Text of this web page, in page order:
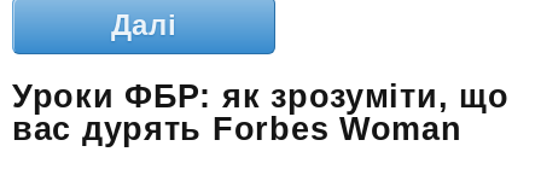
Далі
Уроки ФБР: як зрозуміти, що
вас дурять Forbes Woman